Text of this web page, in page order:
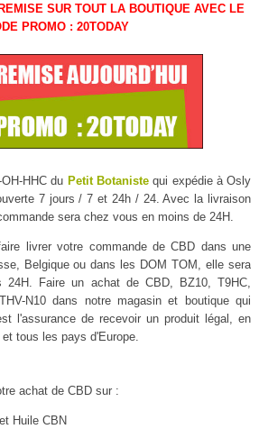
SUR TOUT LA BOUTIQUE AVEC LE
PROMO : 20TODAY
HHC du Petit Botaniste qui expédie à Osly
7 jours / 7 et 24h / 24. Avec la livraison
sera chez vous en moins de 24H.
livrer votre commande de CBD dans une
Belgique ou dans les DOM TOM, elle sera
24H. Faire un achat de CBD, BZ10, T9HC,
N10 dans notre magasin et boutique qui
l'assurance de recevoir un produit légal, en
tous les pays d'Europe.
achat de CBD sur :
Huile CBN